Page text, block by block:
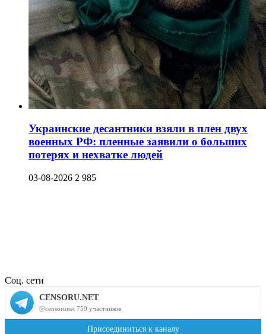
Украинские десантники взяли в плен двух
военных РФ: пленные заявили о больших
потерях и нехватке людей
03-08-2026 2 985
Соц. сети